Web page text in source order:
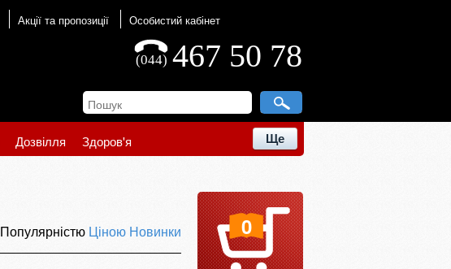
Акції та пропозиції Особистий кабінет
467 50 78
(044)
Дозвілля Здоров'я Ще
Популярністю Ціною Новинки 0